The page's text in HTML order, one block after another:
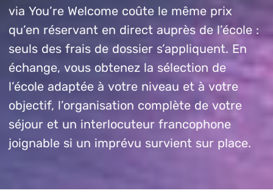
via You’re Welcome coûte le même prix
qu’en réservant en direct auprès de l’école :
seuls des frais de dossier s’appliquent. En
échange, vous obtenez la sélection de
l’école adaptée à votre niveau et à votre
objectif, l’organisation complète de votre
séjour et un interlocuteur francophone
joignable si un imprévu survient sur place.